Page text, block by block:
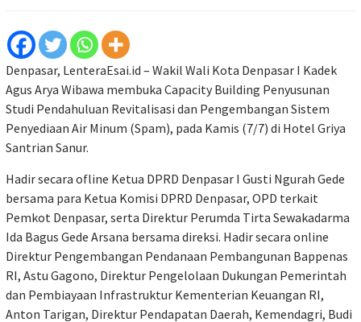
Denpasar, LenteraEsai.id – Wakil Wali Kota Denpasar I Kadek
Agus Arya Wibawa membuka Capacity Building Penyusunan
Studi Pendahuluan Revitalisasi dan Pengembangan Sistem
Penyediaan Air Minum (Spam), pada Kamis (7/7) di Hotel Griya
Santrian Sanur.
Hadir secara ofline Ketua DPRD Denpasar I Gusti Ngurah Gede
bersama para Ketua Komisi DPRD Denpasar, OPD terkait
Pemkot Denpasar, serta Direktur Perumda Tirta Sewakadarma
Ida Bagus Gede Arsana bersama direksi. Hadir secara online
Direktur Pengembangan Pendanaan Pembangunan Bappenas
RI, Astu Gagono, Direktur Pengelolaan Dukungan Pemerintah
dan Pembiayaan Infrastruktur Kementerian Keuangan RI,
Anton Tarigan, Direktur Pendapatan Daerah, Kemendagri, Budi